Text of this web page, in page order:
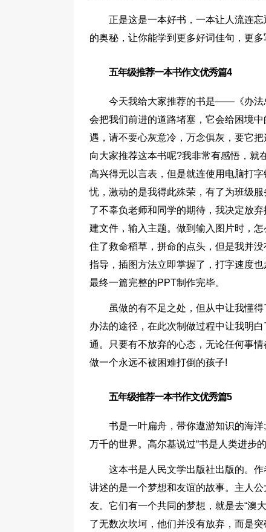
正是这是一本好书，一本让人流连
的奥秘，让你能学到更多好词佳句，更
五年级推荐一本书作文优秀篇4
今天我给大家推荐的书是——《办法
会把我们前进的道路堵塞，它会给困境
遇，请不要心灰意冷，万念俱灰，要它
向大家推荐这本书呢?我非常有感悟，就
高兴得无以言表，但是就连使用电脑打
忧，激动的是我得此殊荣，有了为班级
了不辜负老师和同学的期待，我决定放
建文件，输入主题。做到输入图片时，
住了救命稻草，拼命的点头，但是我并
指导，插图方法立即掌握了，打字速度
最终一篇完整的PPT制作完毕。
虽做的有不足之处，但从中让我懂
办法的途径，在此次制做过程中让我明
通。只要有不放弃的心态，无论任何事
做一个永远不被困难打倒的孩子!
五年级推荐一本书作文优秀篇5
书是一叶扁舟，带你遨游知识的海
万千的世界。高尔基说过“书是人类进步
这本书是人民文学出版社出版的。
讲述的是一个梦想和友谊的故事。主人
友。它们有一个共同的梦想，就是去“澳
了无数次坎坷，他们并没有放弃，而是突